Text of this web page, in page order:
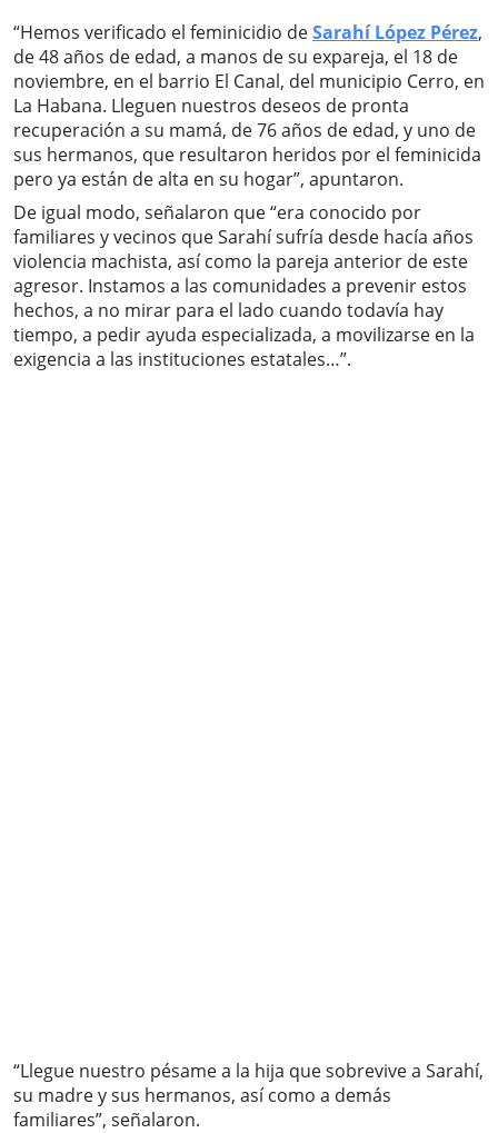
“Hemos verificado el feminicidio deSarahí López Pérez,
de 48 años de edad, a manos de su expareja, el 18 de
noviembre, en el barrio El Canal, del municipio Cerro, en
La Habana. Lleguen nuestros deseos de pronta
recuperación a su mamá, de 76 años de edad, y uno de
sus hermanos, que resultaron heridos por el feminicida
pero ya están de alta en su hogar”, apuntaron.
De igual modo, señalaron que “era conocido por
familiares y vecinos que Sarahí sufría desde hacía años
violencia machista, así como la pareja anterior de este
agresor. Instamos a las comunidades a prevenir estos
hechos, a no mirar para el lado cuando todavía hay
tiempo, a pedir ayuda especializada, a movilizarse en la
exigencia a las instituciones estatales…”.
“Llegue nuestro pésame a la hija que sobrevive a Sarahí,
su madre y sus hermanos, así como a demás
familiares”, señalaron.